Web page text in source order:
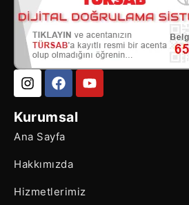
Kurumsal
Ana Sayfa
Hakkımızda
Hizmetlerimiz